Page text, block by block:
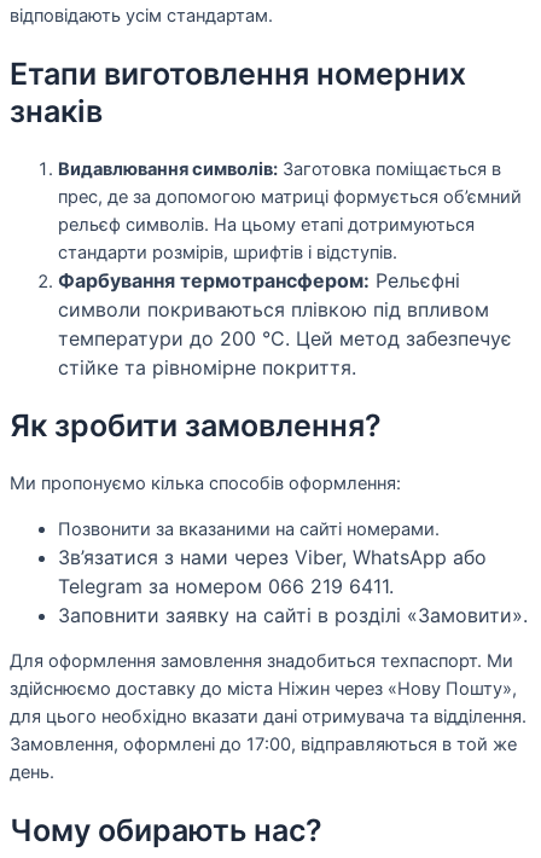
відповідають усім стандартам.
Етапи виготовлення номерних
знаків
Видавлювання символів: Заготовка поміщається в
прес, де за допомогою матриці формується об’ємний
рельєф символів. На цьому етапі дотримуються
стандарти розмірів, шрифтів і відступів.
Фарбування термотрансфером: Рельєфні
символи покриваються плівкою під впливом
температури до 200 °C. Цей метод забезпечує
стійке та рівномірне покриття.
Як зробити замовлення?
Ми пропонуємо кілька способів оформлення:
Позвонити за вказаними на сайті номерами.
Зв’язатися з нами через Viber, WhatsApp або
Telegram за номером 066 219 6411.
Заповнити заявку на сайті в розділі «Замовити».
Для оформлення замовлення знадобиться техпаспорт. Ми
здійснюємо доставку до міста Ніжин через «Нову Пошту»,
для цього необхідно вказати дані отримувача та відділення.
Замовлення, оформлені до 17:00, відправляються в той же
день.
Чому обирають нас?